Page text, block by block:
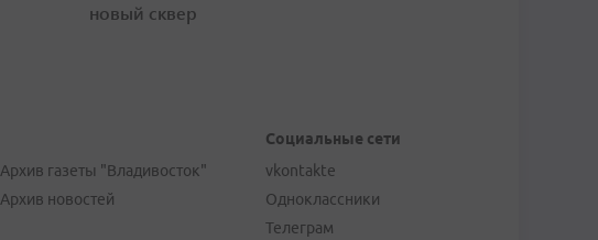
новый сквер
Архив газеты "Владивосток"
Архив новостей
Социальные сети
vkontakte
Одноклассники
Телеграм